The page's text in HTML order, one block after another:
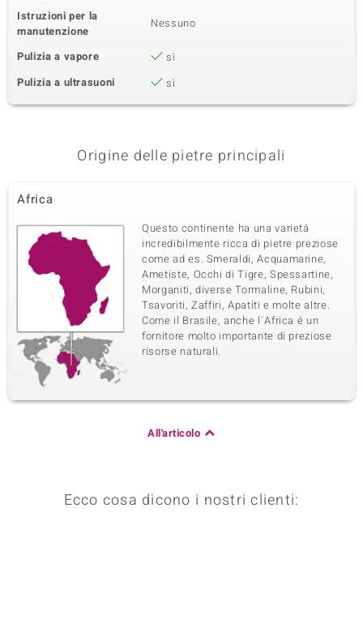
Istruzioni per la
manutenzione
Nessuno
Pulizia a vapore
sì
Pulizia a ultrasuoni
sì
Origine delle pietre principali
Africa
Questo continente ha una varietá
incredibilmente ricca di pietre preziose
come ad es. Smeraldi, Acquamarine,
Ametiste, Occhi di Tigre, Spessartine,
Morganiti, diverse Tormaline, Rubini,
Tsavoriti, Zaffiri, Apatiti e molte altre.
Come il Brasile, anche l´Africa é un
fornitore molto importante di preziose
risorse naturali.
All'articolo
Ecco cosa dicono i nostri clienti: